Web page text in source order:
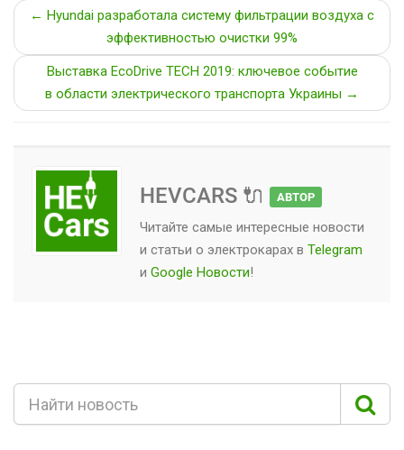
← Hyundai разработала систему фильтрации воздуха с
эффективностью очистки 99%
Выставка EcoDrive TECH 2019: ключевое событие
в области электрического транспорта Украины →
HEVCARS 🔌 АВТОР
Читайте самые интересные новости
и статьи о электрокарах в Telegram
и Google Новости!